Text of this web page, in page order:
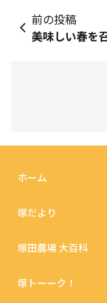
前の投稿
ホーム
塚だより
塚田農場 大百科
塚トーーク！